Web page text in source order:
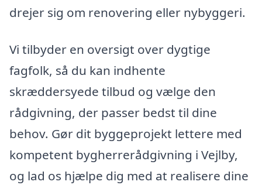
drejer sig om renovering eller nybyggeri.
Vi tilbyder en oversigt over dygtige
fagfolk, så du kan indhente
skræddersyede tilbud og vælge den
rådgivning, der passer bedst til dine
behov. Gør dit byggeprojekt lettere med
kompetent bygherrerådgivning i Vejlby,
og lad os hjælpe dig med at realisere dine